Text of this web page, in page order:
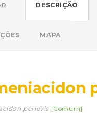
a app BioRegisto
DESCRIÇÃO
MAPA
perlevis [Comum]